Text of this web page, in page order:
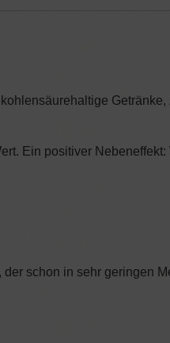
Getränke,
Ein positiver Nebeneffekt:
schon in sehr geringen